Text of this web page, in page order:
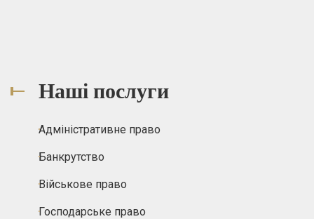
Наші послуги
Адміністративне право
Банкрутство
Військове право
Господарське право